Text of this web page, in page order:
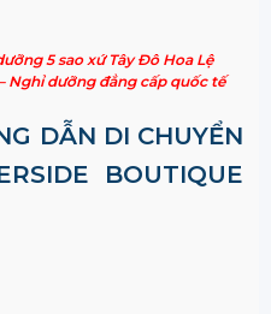
5 sao xứ Tây Đô Hoa Lệ
Nghỉ dưỡng đẳng cấp quốc tế
DẪN DI CHUYỂN
BOUTIQUE